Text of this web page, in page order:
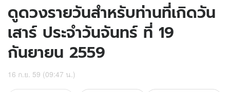
ดูดวงรายวันสำหรับท่านที่เกิดวัน
เสาร์ ประจำวันจันทร์ ที่ 19
กันยายน 2559
16 ก.ย. 59 (09:47 น.)